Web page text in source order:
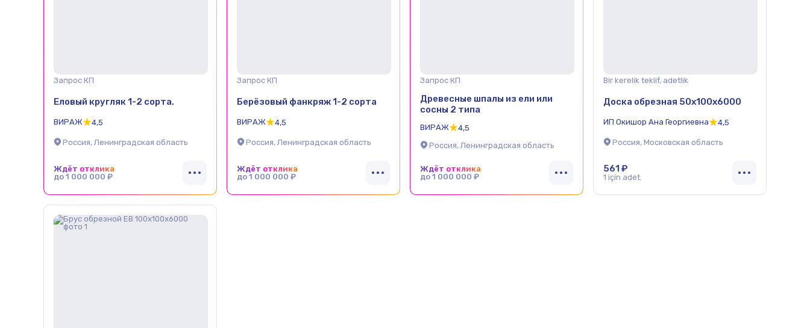
Запрос КП
Еловый кругляк 1-2 сорта.
ВИРАЖ 4,5
Россия, Ленинградская область
Ждёт отклика
до 1 000 000 ₽
Запрос КП
Берёзовый фанкряж 1-2 сорта
ВИРАЖ 4,5
Россия, Ленинградская область
Ждёт отклика
до 1 000 000 ₽
Запрос КП
Древесные шпалы из ели или
сосны 2 типа
ВИРАЖ
4,5
Россия, Ленинградская область
Ждёт отклика
до 1 000 000 ₽
Bir kerelik teklif, adetlik
Доска обрезная 50х100х6000
ИП Окишор Ана Георгиевна 4,5
Россия, Московская область
561 ₽
1 için adet.